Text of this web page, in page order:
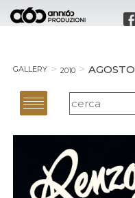
GALLERY 2010 AGOSTO